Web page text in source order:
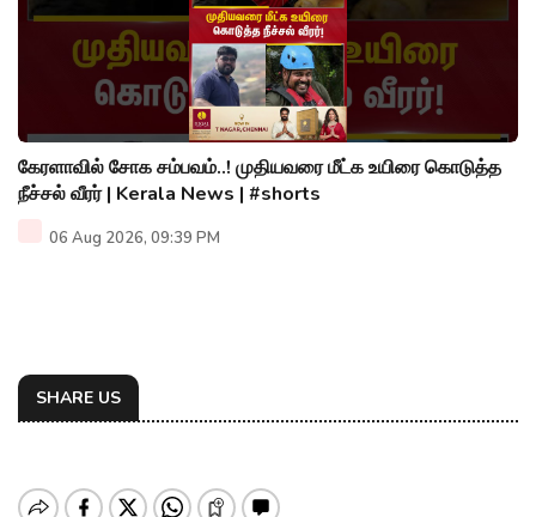
கேரளாவில் சோக சம்பவம்..! முதியவரை மீட்க உயிரை கொடுத்த
நீச்சல் வீரர் | Kerala News | #shorts
06 Aug 2026, 09:39 PM
SHARE US